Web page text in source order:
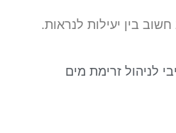
בין יעילות לנראות.
לניהול זרימת מים